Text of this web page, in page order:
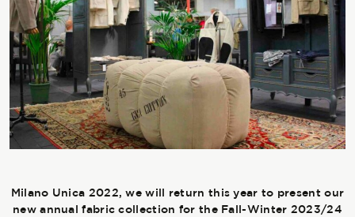
Milano Unica 2022, we will return this year to present our
new annual fabric collection for the Fall-Winter 2023/24
THE FABRICS
The season Fall/Winter
The season Spring/Summer